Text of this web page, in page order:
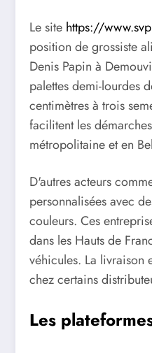
Le site https://
position de grossiste
Denis Papin à
palettes demi-lourdes
centimètres à trois
facilitent les
métropolitaine et en
D'autres acteurs
personnalisées avec
couleurs. Ces
dans les Hauts de
véhicules. La livraison
chez certains
Les